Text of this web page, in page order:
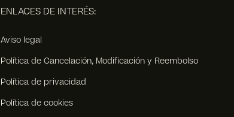
ENLACES DE INTERÉS:
Aviso legal
Política de Cancelación, Modificación y Reembolso
Política de privacidad
Política de cookies